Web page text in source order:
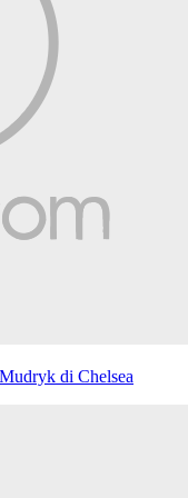
di Chelsea